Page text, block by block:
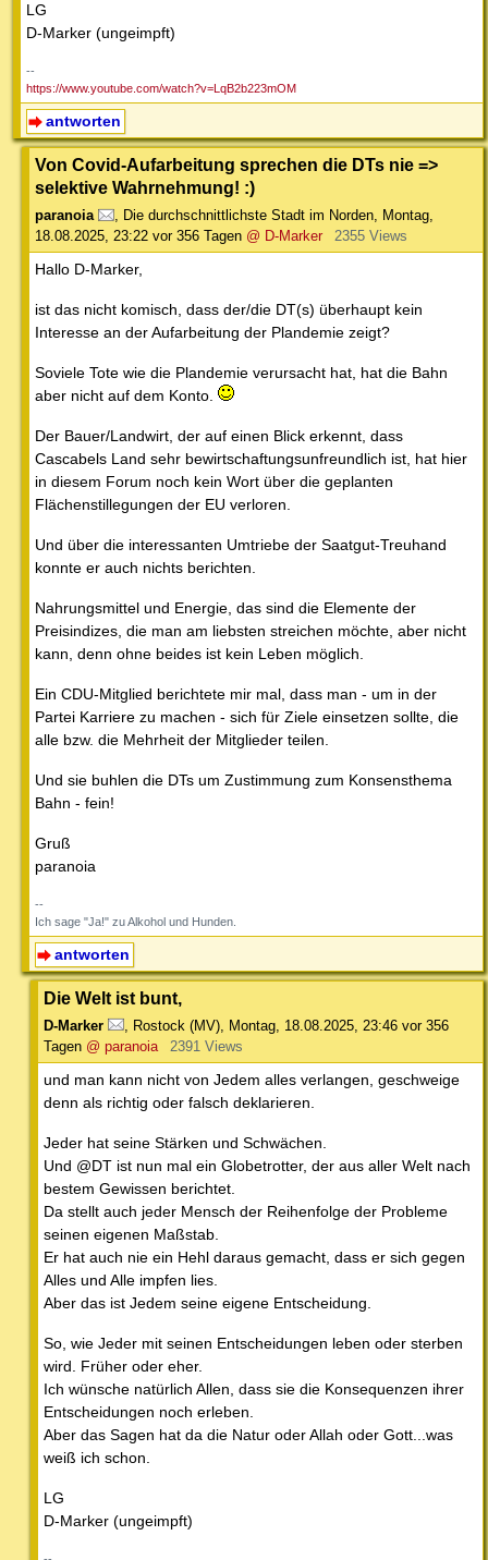
LG
D-Marker (ungeimpft)
--
https://www.youtube.com/watch?v=LqB2b223mOM
antworten
Von Covid-Aufarbeitung sprechen die DTs nie =>
selektive Wahrnehmung! :)
paranoia , Die durchschnittlichste Stadt im Norden, Montag,
18.08.2025, 23:22 vor 356 Tagen @ D-Marker 2355 Views
Hallo D-Marker,
ist das nicht komisch, dass der/die DT(s) überhaupt kein
Interesse an der Aufarbeitung der Plandemie zeigt?
Soviele Tote wie die Plandemie verursacht hat, hat die Bahn
aber nicht auf dem Konto.
Der Bauer/Landwirt, der auf einen Blick erkennt, dass
Cascabels Land sehr bewirtschaftungsunfreundlich ist, hat hier
in diesem Forum noch kein Wort über die geplanten
Flächenstillegungen der EU verloren.
Und über die interessanten Umtriebe der Saatgut-Treuhand
konnte er auch nichts berichten.
Nahrungsmittel und Energie, das sind die Elemente der
Preisindizes, die man am liebsten streichen möchte, aber nicht
kann, denn ohne beides ist kein Leben möglich.
Ein CDU-Mitglied berichtete mir mal, dass man - um in der
Partei Karriere zu machen - sich für Ziele einsetzen sollte, die
alle bzw. die Mehrheit der Mitglieder teilen.
Und sie buhlen die DTs um Zustimmung zum Konsensthema
Bahn - fein!
Gruß
paranoia
--
Ich sage "Ja!" zu Alkohol und Hunden.
antworten
Die Welt ist bunt,
D-Marker Rostock (MV) Montag, 18.08.2025, 23:46 vor 356
Tagen @ paranoia 2391 Views
und man kann nicht von Jedem alles verlangen, geschweige
denn als richtig oder falsch deklarieren.
Jeder hat seine Stärken und Schwächen.
Und @DT ist nun mal ein Globetrotter, der aus aller Welt nach
bestem Gewissen berichtet.
Da stellt auch jeder Mensch der Reihenfolge der Probleme
seinen eigenen Maßstab.
Er hat auch nie ein Hehl daraus gemacht, dass er sich gegen
Alles und Alle impfen lies.
Aber das ist Jedem seine eigene Entscheidung.
So, wie Jeder mit seinen Entscheidungen leben oder sterben
wird. Früher oder eher.
Ich wünsche natürlich Allen, dass sie die Konsequenzen ihrer
Entscheidungen noch erleben.
Aber das Sagen hat da die Natur oder Allah oder Gott...was
weiß ich schon.
LG
D-Marker (ungeimpft)